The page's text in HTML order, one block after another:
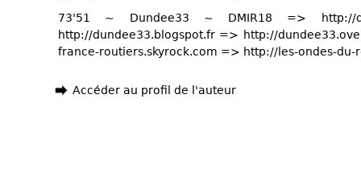
73'51 ~ Dundee33 ~ DMIR18 => http://
http://dundee33.blogspot.fr => http://
france-routiers.skyrock.com => http://les-ondes-
Accéder au profil de l'auteur